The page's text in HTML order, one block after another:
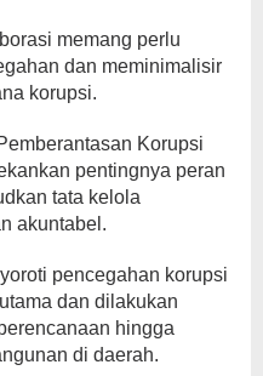
memang perlu
dan meminimalisir
korupsi.
Korupsi
pentingnya peran
tata kelola
akuntabel.
pencegahan korupsi
dan dilakukan
hingga
di daerah.